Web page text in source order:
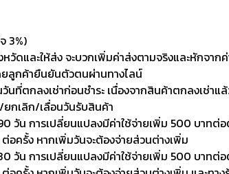
3%)
วัดและให้ส่ง จะบวกเพิ่มค่าส่งตามจริงและหักจา
ยลูกค้ายืนยันตัวตนผ่านทางไลน์
นที่ตกลงเช่าก่อนชำระ เนื่องจากสินค้าตกลงเช่าแ
กเลิก/เลื่อนวันรับสินค้า
วัน การเปลี่ยนแปลงมีค่าใช้จ่ายเพิ่ม 500 บาทต่
อครั้ง หากเพิ่มวันจะต้องจ่ายส่วนต่างเพิ่ม
วัน การเปลี่ยนแปลงมีค่าใช้จ่ายเพิ่ม 500 บาทต่